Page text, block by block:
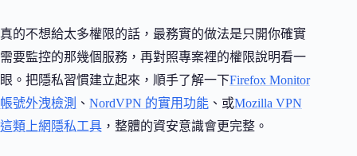
真的不想給太多權限的話，最務實的做法是只開你確實
需要監控的那幾個服務，再對照專案裡的權限說明看一
眼。把隱私習慣建立起來，順手了解一下Firefox Monitor
帳號外洩檢測 、 NordVPN 的實用功能 、或Mozilla VPN
這類上網隱私工具 ，整體的資安意識會更完整。